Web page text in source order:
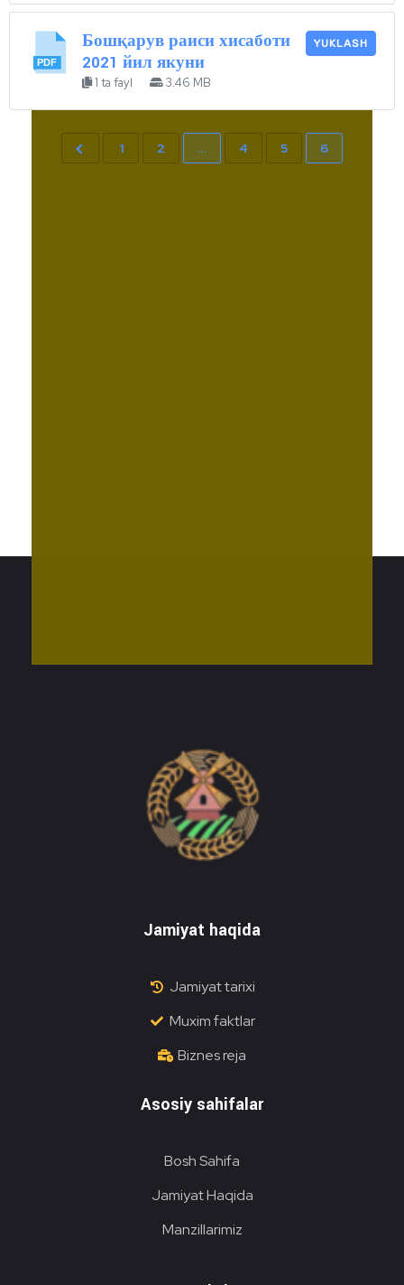
Бошқарув раиси хисаботи
2021 йил якуни
1 ta fayl 3.46 MB
YUKLASH
1 2 … 4 5 6
Jamiyat haqida
Jamiyat tarixi
Muxim faktlar
Biznes reja
Asosiy sahifalar
Bosh Sahifa
Jamiyat Haqida
Manzillarimiz